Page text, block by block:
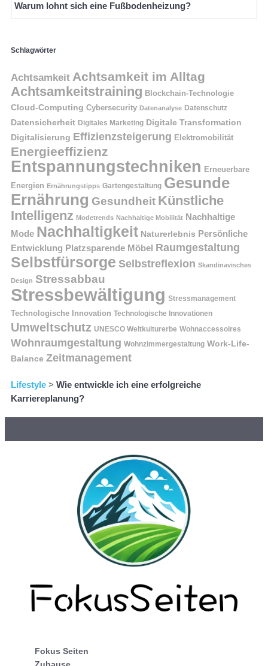
Warum lohnt sich eine Fußbodenheizung?
Schlagwörter
Achtsamkeit Achtsamkeit im Alltag
Achtsamkeitstraining Blockchain-Technologie
Cloud-Computing Cybersecurity Datenanalyse Datenschutz
Datensicherheit Digitales Marketing Digitale Transformation
Digitalisierung Effizienzsteigerung Elektromobilität
Energieeffizienz
Entspannungstechniken Erneuerbare
Energien Ernährungstipps Gartengestaltung Gesunde
Ernährung Gesundheit Künstliche
Intelligenz Modetrends Nachhaltige Mobilität Nachhaltige
Mode Nachhaltigkeit Naturerlebnis Persönliche
Entwicklung Platzsparende Möbel Raumgestaltung
Selbstfürsorge Selbstreflexion Skandinavisches
Design Stressabbau
Stressbewältigung Stressmanagement
Technologische Innovation Technologische Innovationen
Umweltschutz UNESCO Weltkulturerbe Wohnaccessoires
Wohnraumgestaltung Wohnzimmergestaltung Work-Life-
Balance Zeitmanagement
Lifestyle > Wie entwickle ich eine erfolgreiche
Karriereplanung?
Fokus Seiten